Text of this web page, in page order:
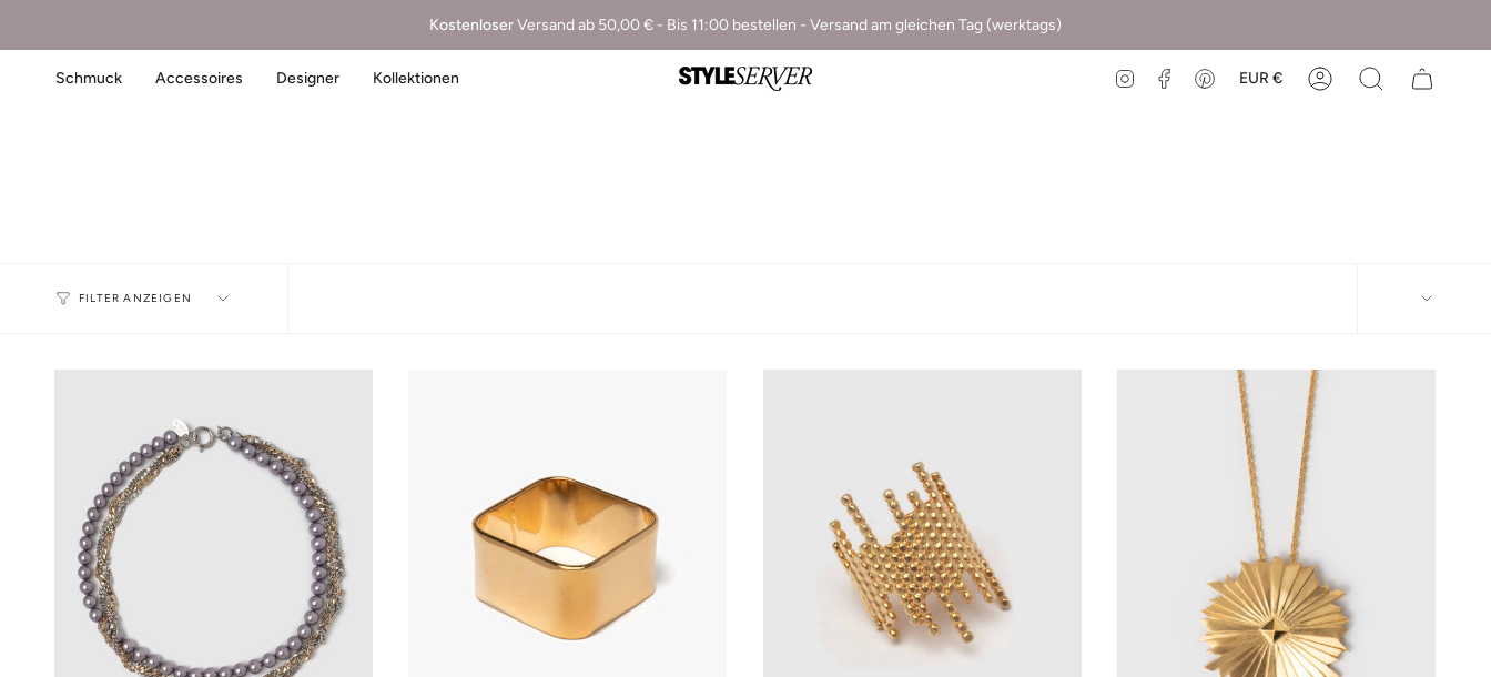
KostenloserVersand ab 50,00 € - Bis 11:00 bestellen - Versand am gleichen Tag (werktags)
Schmuck Accessoires Designer Kollektionen InstagramFacebookPinterestEUR €
FILTER ANZEIGEN